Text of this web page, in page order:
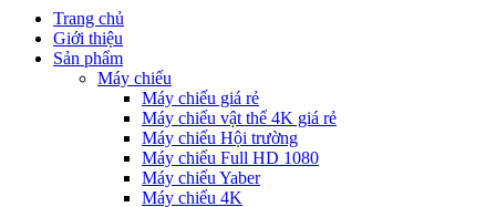
Trang chủ
Giới thiệu
Sản phẩm
Máy chiếu
Máy chiếu giá rẻ
Máy chiếu vật thể 4K giá rẻ
Máy chiếu Hội trường
Máy chiếu Full HD 1080
Máy chiếu Yaber
Máy chiếu 4K